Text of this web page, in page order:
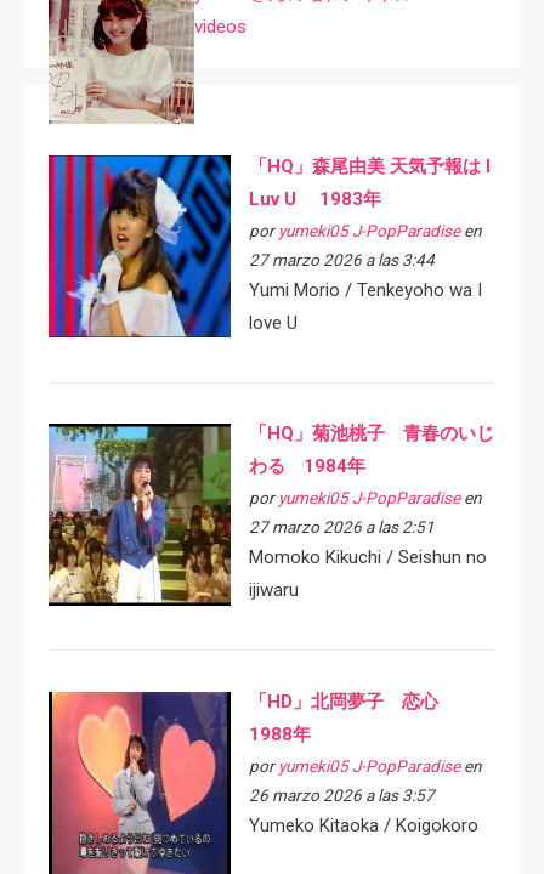
videos
「HQ」森尾由美 天気予報は I
Luv U 1983年
por yumeki05 J-PopParadiseen
27 marzo 2026 a las 3:44
Yumi Morio / Tenkeyoho wa I
love U
「HQ」菊池桃子 青春のいじ
わる 1984年
por yumeki05 J-PopParadiseen
27 marzo 2026 a las 2:51
Momoko Kikuchi / Seishun no
ijiwaru
「HD」北岡夢子 恋心
1988年
por yumeki05 J-PopParadiseen
26 marzo 2026 a las 3:57
Yumeko Kitaoka / Koigokoro